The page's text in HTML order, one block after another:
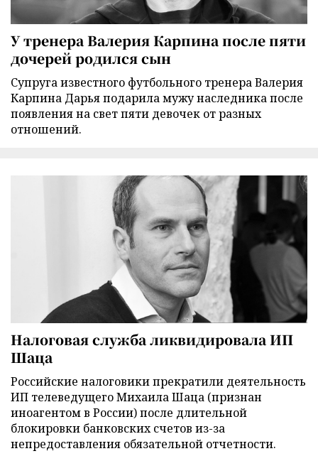
У тренера Валерия Карпина после пяти
дочерей родился сын
Супруга известного футбольного тренера Валерия
Карпина Дарья подарила мужу наследника после
появления на свет пяти девочек от разных
отношений.
Налоговая служба ликвидировала ИП
Шаца
Российские налоговики прекратили деятельность
ИП телеведущего Михаила Шаца (признан
иноагентом в России) после длительной
блокировки банковских счетов из-за
непредоставления обязательной отчетности.